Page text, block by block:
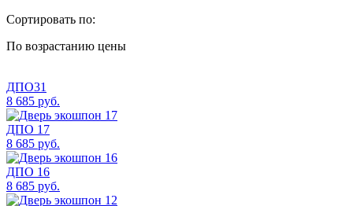
Сортировать по:
По возрастанию цены
ДПО31
8 685 руб.
ДПО 17
8 685 руб.
ДПО 16
8 685 руб.